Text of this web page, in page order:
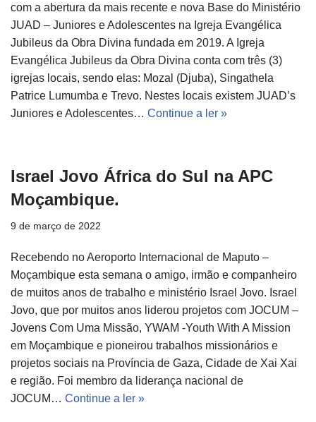
com a abertura da mais recente e nova Base do Ministério
JUAD – Juniores e Adolescentes na Igreja Evangélica
Jubileus da Obra Divina fundada em 2019. A Igreja
Evangélica Jubileus da Obra Divina conta com três (3)
igrejas locais, sendo elas: Mozal (Djuba), Singathela
Patrice Lumumba e Trevo. Nestes locais existem JUAD’s
Juniores e Adolescentes… Continue a ler »
Israel Jovo África do Sul na APC
Moçambique.
9 de março de 2022
Recebendo no Aeroporto Internacional de Maputo –
Moçambique esta semana o amigo, irmão e companheiro
de muitos anos de trabalho e ministério Israel Jovo. Israel
Jovo, que por muitos anos liderou projetos com JOCUM –
Jovens Com Uma Missão, YWAM -Youth With A Mission
em Moçambique e pioneirou trabalhos missionários e
projetos sociais na Província de Gaza, Cidade de Xai Xai
e região. Foi membro da liderança nacional de
JOCUM… Continue a ler »